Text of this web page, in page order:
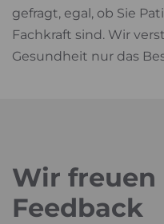
gefragt, egal, ob Sie
Fachkraft sind. Wir
Gesundheit nur das
Wir freuen
Feedback